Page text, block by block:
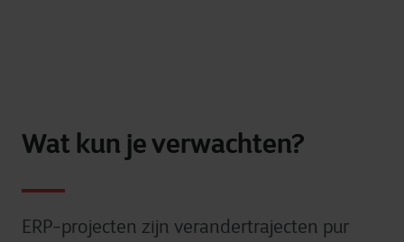
Wat kun je verwachten?
ERP-projecten zijn verandertrajecten pur